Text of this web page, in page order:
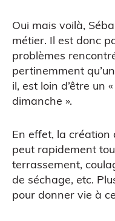
Oui mais voilà,
métier. Il est donc
problèmes
pertinemment
il, est loin d’être un
dimanche ».
En effet, la création
peut rapidement
terrassement,
de séchage, etc.
pour donner vie à